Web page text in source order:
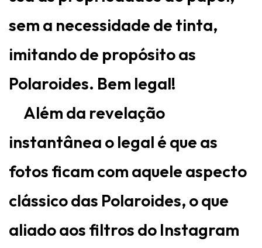
sem a necessidade de tinta,
imitando de propósito as
Polaroides. Bem legal!
Além da revelação
instantânea o legal é que as
fotos ficam com aquele aspecto
clássico das Polaroides, o que
aliado aos filtros do Instagram